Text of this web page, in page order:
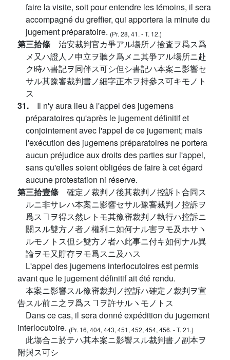
faire la visite, soit pour entendre les témoins, il sera
accompagné du greffier, qui apportera la minute du
jugement préparatoire. (Pr. 28, 41. - T. 12.)
第三拾條 治安裁判官カ爭アル塲所ノ撿査ヲ爲ス爲
メ又ハ證人ノ申立ヲ聽ク爲メニ其爭アル塲所ニ赴
ク時ハ書記ヲ同伴ス可シ但シ書記ハ本案ニ影響セ
サル其豫審裁判書ノ細字正本ヲ持參ス可キモノト
ス
31. Il n'y aura lieu à l'appel des jugemens
préparatoires qu'après le jugement définitif et
conjointement avec l'appel de ce jugement; mais
l'exécution des jugemens préparatoires ne portera
aucun préjudice aux droits des parties sur l'appel,
sans qu'elles soient obligées de faire à cet égard
aucune protestation ni réserve.
第三拾壹條 確定ノ裁判ノ後其裁判ノ控訴ト合同ス
ルニ非サレハ本案ニ影響セサル豫審裁判ノ控訴ヲ
爲スヿヲ得ス然レトモ其豫審裁判ノ執行ハ控訴ニ
關スル雙方ノ者ノ權利ニ如何ナル害ヲモ及ホサヽ
ルモノトス但シ雙方ノ者ハ此事ニ付キ如何ナル異
論ヲモ又貯存ヲモ爲スニ及ハス
L'appel des jugemens interlocutoires est permis
avant que le jugement définitif ait été rendu.
本案ニ影響スル豫審裁判ノ控訴ハ確定ノ裁判ヲ宣
告スル前ニ之ヲ爲スヿヲ許サルヽモノトス
Dans ce cas, il sera donné expédition du jugement
interlocutoire. (Pr. 16, 404, 443, 451, 452, 454, 456. - T. 21.)
此塲合ニ於テハ其本案ニ影響スル裁判書ノ副本ヲ
附與ス可シ